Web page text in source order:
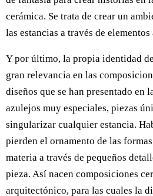
cerámica. Se trata de crear un
las estancias a través de
Y por último, la propia identidad
gran relevancia en las
diseños que se han presentado en
azulejos muy especiales, piezas
singularizar cualquier estancia.
pierden el ornamento de las
materia a través de pequeños
pieza. Así nacen composiciones
arquitectónico, para las cuales la